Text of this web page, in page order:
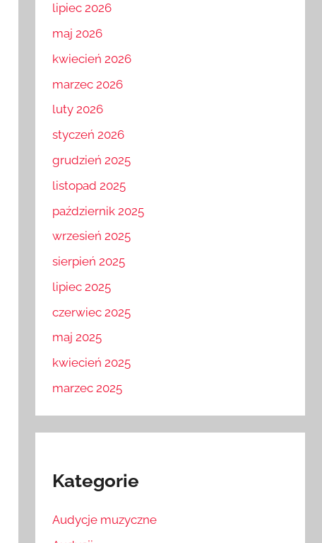
lipiec 2026
maj 2026
kwiecień 2026
marzec 2026
luty 2026
styczeń 2026
grudzień 2025
listopad 2025
październik 2025
wrzesień 2025
sierpień 2025
lipiec 2025
czerwiec 2025
maj 2025
kwiecień 2025
marzec 2025
Kategorie
Audycje muzyczne